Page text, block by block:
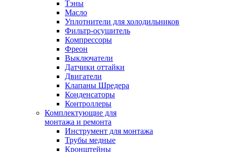
Тэны
Масло
Уплотнители для холодильников
Фильтр-осушитель
Компрессоры
Фреон
Выключатели
Датчики оттайки
Двигатели
Клапаны Шредера
Конденсаторы
Контроллеры
Комплектующие для
монтажа и ремонта
Инструмент для монтажа
Трубы медные
Кронштейны